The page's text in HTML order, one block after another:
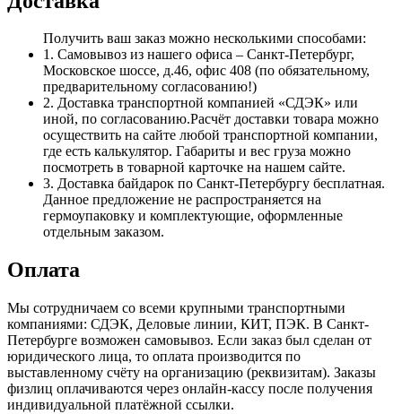
Получить ваш заказ можно несколькими способами:
1. Самовывоз из нашего офиса – Санкт-Петербург,
Московское шоссе, д.46, офис 408 (по обязательному,
предварительному согласованию!)
2. Доставка транспортной компанией «СДЭК» или
иной, по согласованию.Расчёт доставки товара можно
осуществить на сайте любой транспортной компании,
где есть калькулятор. Габариты и вес груза можно
посмотреть в товарной карточке на нашем сайте.
3. Доставка байдарок по Санкт-Петербургу бесплатная.
Данное предложение не распространяется на
гермоупаковку и комплектующие, оформленные
отдельным заказом.
Оплата
Мы сотрудничаем со всеми крупными транспортными
компаниями: СДЭК, Деловые линии, КИТ, ПЭК. В Санкт-
Петербурге возможен самовывоз. Если заказ был сделан от
юридического лица, то оплата производится по
выставленному счёту на организацию (реквизитам). Заказы
физлиц оплачиваются через онлайн-кассу после получения
индивидуальной платёжной ссылки.